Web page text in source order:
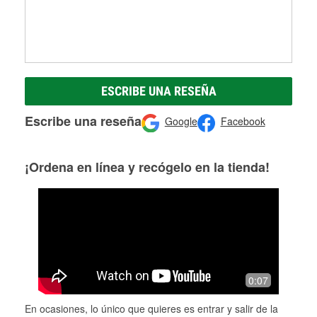
ESCRIBE UNA RESEÑA
Escribe una reseña Google Facebook
¡Ordena en línea y recógelo en la tienda!
0:07
En ocasiones, lo único que quieres es entrar y salir de la